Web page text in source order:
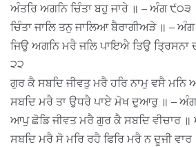
ਅੰਤਰਿ ਅਗਨਿ ਚਿੰਤਾ ਬਹੁ ਜਾਰੇ ॥ – ਅੰਗ ੯੦੩
ਚਿੰਤਾ ਜਾਲਿ ਤਨੁ ਜਾਲਿਆ ਬੈਰਾਗੀਅੜੇ ॥ –
ਜਿਉ ਅਗਨਿ ਮਰੈ ਜਲਿ ਪਾਇਐ ਤਿਉ ਤ੍ਰਿਸਨਾ
੨੨
ਗੁਰ ਕੈ ਸਬਦਿ ਜੀਵਤੁ ਮਰੈ ਹਰਿ ਨਾਮੁ ਵਸੈ
ਸਬਦਿ ਮਰੈ ਤਾ ਉਧਰੈ ਪਾਏ ਮੋਖ ਦੁਆਰੁ ॥ –
ਆਪੁ ਛੋਡਿ ਜੀਵਤ ਮਰੈ ਗੁਰ ਕੈ ਸਬਦਿ ਵੀਚਾਰ
ਸਬਦਿ ਮਰੈ ਸੋ ਮਰਿ ਰਹੈ ਫਿਰਿ ਮਰੈ ਨ ਦੂਜੀ